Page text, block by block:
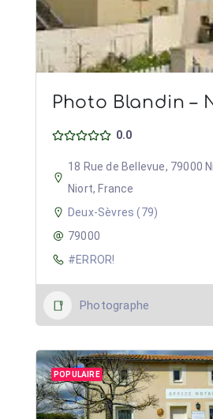
Photo Blandin –
0.0
18 Rue de Bellevue, 79000
Niort, France
Deux-Sèvres (79)
79000
#ERROR!
Photographe
POPULAIRE